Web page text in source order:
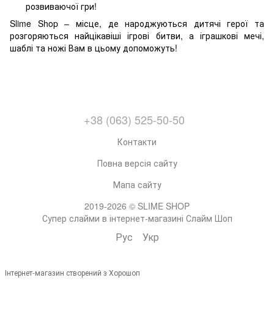
розвиваючої гри!
Slime Shop – місце, де народжуються дитячі герої та
розгоряються найцікавіші ігрові битви, а іграшкові мечі,
шаблі та ножі Вам в цьому допоможуть!
+38 (063) 525-50-50
Контакти
Повна версія сайту
Мапа сайту
2019-2026 © SLIME SHOP
Супер слайми в інтернет-магазині Слайм Шоп
Рус Укр
Інтернет-магазин створений з Хорошоп